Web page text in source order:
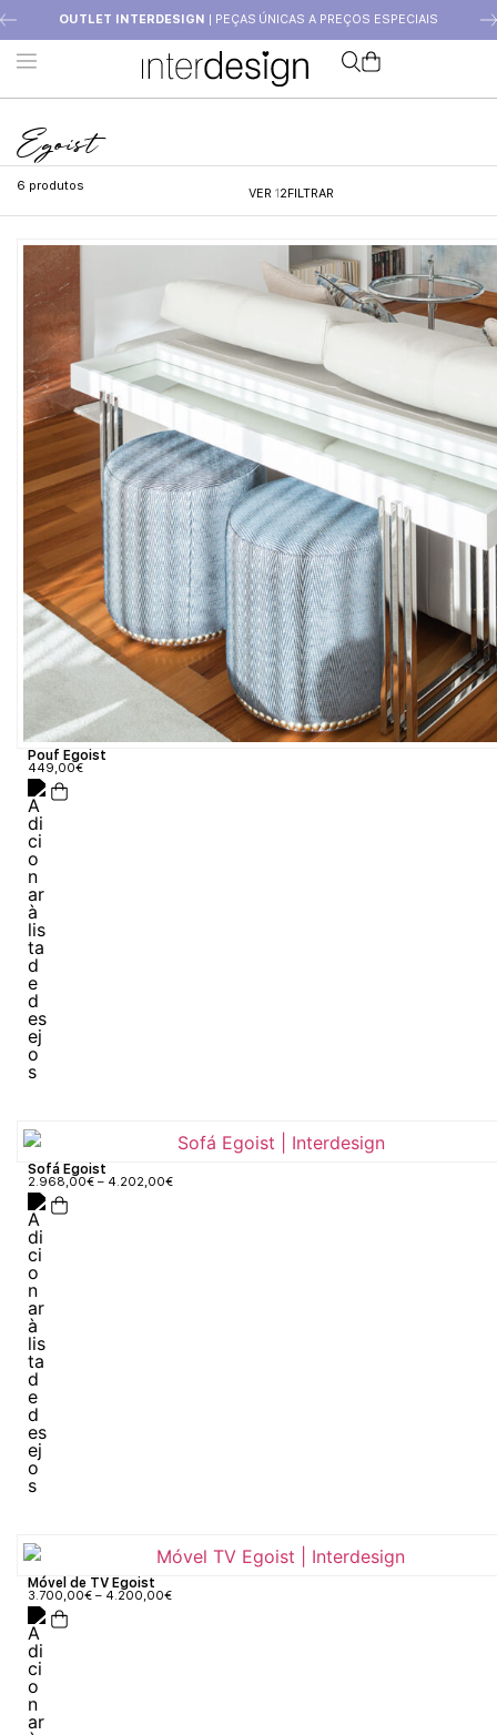
OUTLET INTERDESIGN | PEÇAS ÚNICAS A PREÇOS ESPECIAIS
Egoist
6 produtos
VER 12FILTRAR
Pouf Egoist
449,00€
Sofá Egoist
2.968,00€ – 4.202,00€
Móvel de TV Egoist
3.700,00€ – 4.200,00€